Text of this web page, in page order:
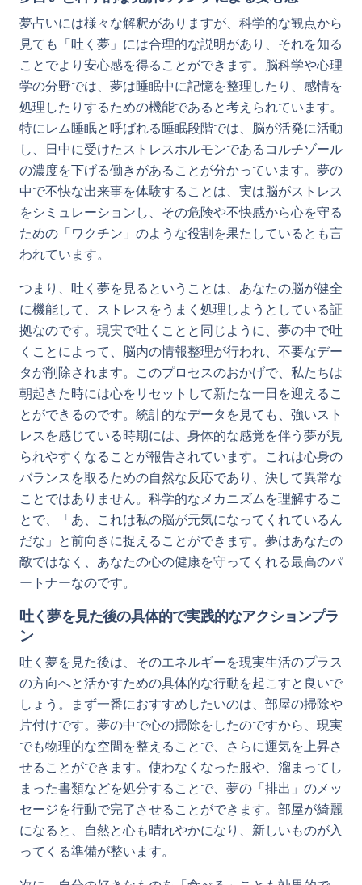
夢占いには様々な解釈がありますが、科学的な観点から
見ても「吐く夢」には合理的な説明があり、それを知る
ことでより安心感を得ることができます。脳科学や心理
学の分野では、夢は睡眠中に記憶を整理したり、感情を
処理したりするための機能であると考えられています。
特にレム睡眠と呼ばれる睡眠段階では、脳が活発に活動
し、日中に受けたストレスホルモンであるコルチゾール
の濃度を下げる働きがあることが分かっています。夢の
中で不快な出来事を体験することは、実は脳がストレス
をシミュレーションし、その危険や不快感から心を守る
ための「ワクチン」のような役割を果たしているとも言
われています。
つまり、吐く夢を見るということは、あなたの脳が健全
に機能して、ストレスをうまく処理しようとしている証
拠なのです。現実で吐くことと同じように、夢の中で吐
くことによって、脳内の情報整理が行われ、不要なデー
タが削除されます。このプロセスのおかげで、私たちは
朝起きた時には心をリセットして新たな一日を迎えるこ
とができるのです。統計的なデータを見ても、強いスト
レスを感じている時期には、身体的な感覚を伴う夢が見
られやすくなることが報告されています。これは心身の
バランスを取るための自然な反応であり、決して異常な
ことではありません。科学的なメカニズムを理解するこ
とで、「あ、これは私の脳が元気になってくれているん
だな」と前向きに捉えることができます。夢はあなたの
敵ではなく、あなたの心の健康を守ってくれる最高のパ
ートナーなのです。
吐く夢を見た後の具体的で実践的なアクションプラ
ン
吐く夢を見た後は、そのエネルギーを現実生活のプラス
の方向へと活かすための具体的な行動を起こすと良いで
しょう。まず一番におすすめしたいのは、部屋の掃除や
片付けです。夢の中で心の掃除をしたのですから、現実
でも物理的な空間を整えることで、さらに運気を上昇さ
せることができます。使わなくなった服や、溜まってし
まった書類などを処分することで、夢の「排出」のメッ
セージを行動で完了させることができます。部屋が綺麗
になると、自然と心も晴れやかになり、新しいものが入
ってくる準備が整います。